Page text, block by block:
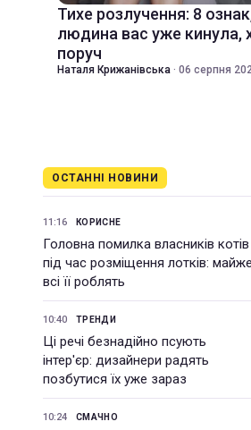
Тихе розлучення: 8
людина вас уже кинула,
поруч
Наталя Крижанівська · 06 серпня
ОСТАННІ НОВИНИ
11:16 КОРИСНЕ
Головна помилка власників котів
під час розміщення лотків: майже
всі її роблять
10:40 ТРЕНДИ
Ці речі безнадійно псують
інтер'єр: дизайнери радять
позбутися їх уже зараз
10:24 СМАЧНО